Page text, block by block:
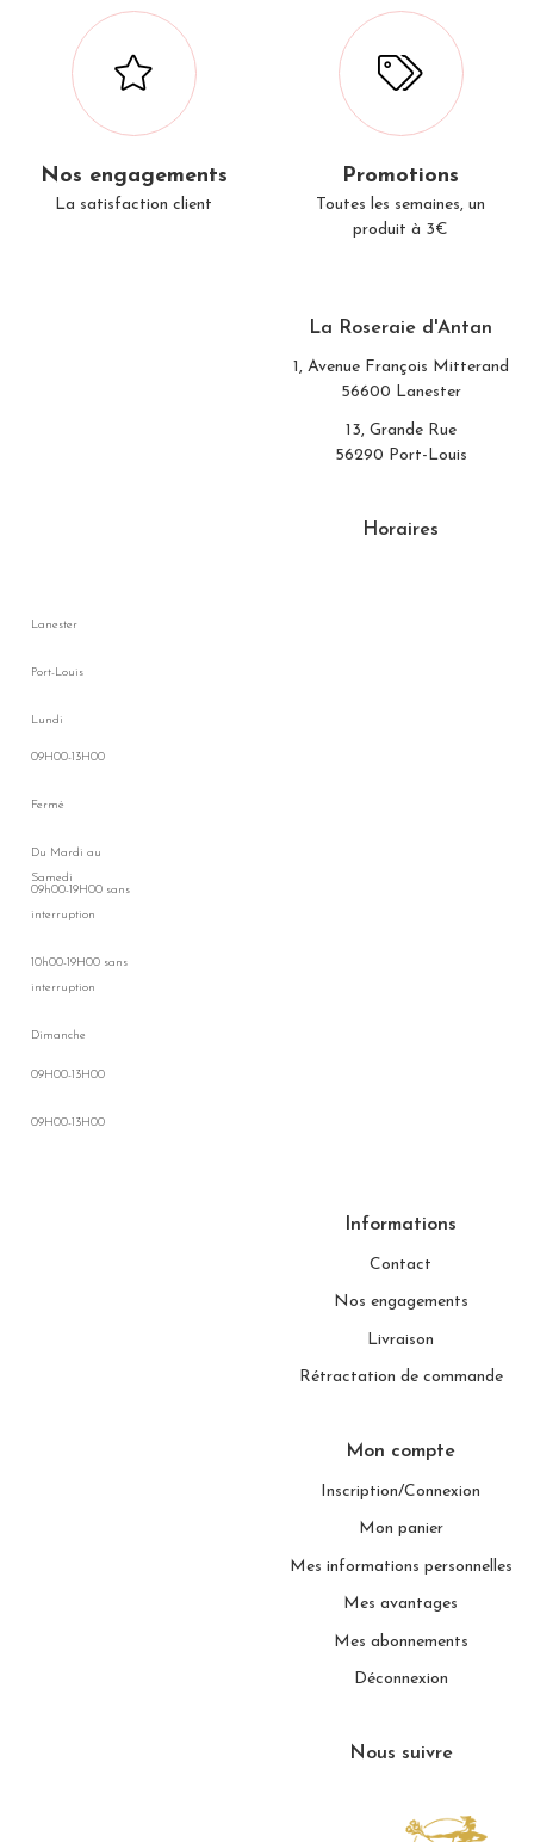
Nos engagements
La satisfaction client
Promotions
Toutes les semaines, un
produit à 3€
La Roseraie d'Antan
1, Avenue François Mitterand
56600 Lanester
13, Grande Rue
56290 Port-Louis
Horaires
Lanester
Port-Louis
Lundi
09H00-13H00
Fermé
Du Mardi au
Samedi
09h00-19H00 sans
interruption
10h00-19H00 sans
interruption
Dimanche
09H00-13H00
09H00-13H00
Informations
Contact
Nos engagements
Livraison
Rétractation de commande
Mon compte
Inscription/Connexion
Mon panier
Mes informations personnelles
Mes avantages
Mes abonnements
Déconnexion
Nous suivre